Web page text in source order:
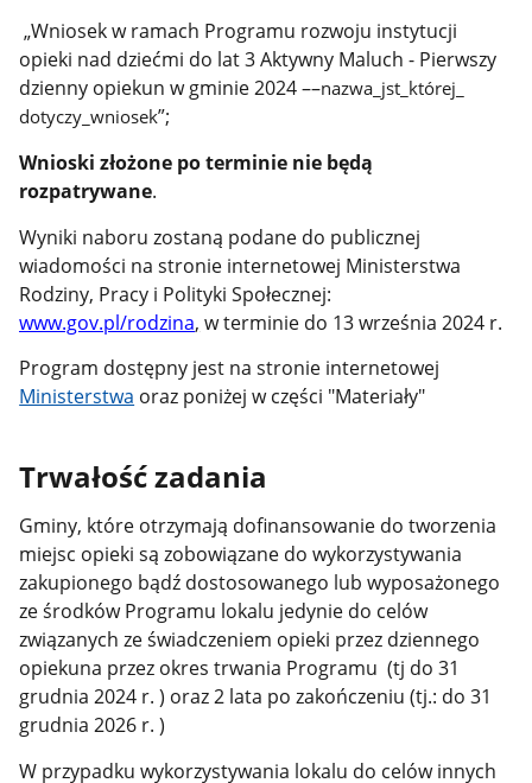
„Wniosek w ramach Programu rozwoju instytucji
opieki nad dziećmi do lat 3 Aktywny Maluch - Pierwszy
dzienny opiekun w gminie 2024 ––nazwa_jst_której_
dotyczy_wniosek”;
Wnioski złożone po terminie nie będą
rozpatrywane.
Wyniki naboru zostaną podane do publicznej
wiadomości na stronie internetowej Ministerstwa
Rodziny, Pracy i Polityki Społecznej:
www.gov.pl/rodzina, w terminie do 13 września 2024 r.
Program dostępny jest na stronie internetowej
Ministerstwa oraz poniżej w części "Materiały"
Trwałość zadania
Gminy, które otrzymają dofinansowanie do tworzenia
miejsc opieki są zobowiązane do wykorzystywania
zakupionego bądź dostosowanego lub wyposażonego
ze środków Programu lokalu jedynie do celów
związanych ze świadczeniem opieki przez dziennego
opiekuna przez okres trwania Programu (tj do 31
grudnia 2024 r. ) oraz 2 lata po zakończeniu (tj.: do 31
grudnia 2026 r. )
W przypadku wykorzystywania lokalu do celów innych